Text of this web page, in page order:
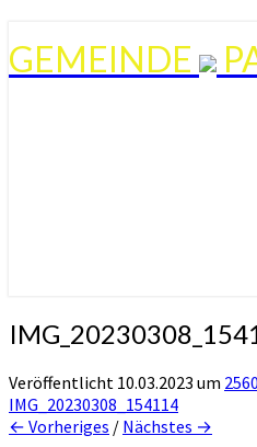
GEMEINDE
Veröffentlicht 10.03.2023 um
IMG_20230308_154114
← Vorheriges / Nächstes →